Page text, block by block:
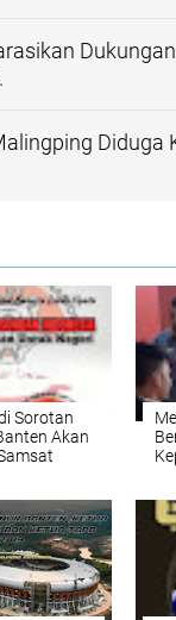
Diduga
Sorotan
Akan